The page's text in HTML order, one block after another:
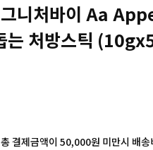
니처바이 Aa
는 처방스틱
총 결제금액이 50,000원 미만시 배